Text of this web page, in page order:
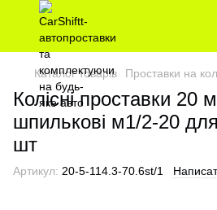
Каталог товарів Проставки на
Колісні проставки 20
шпилькові м1/2-20
шт
Артикул: 20-5-114.3-70.6st/1